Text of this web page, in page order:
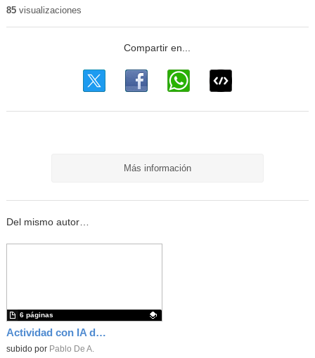
85visualizaciones
Más información
Del mismo autor…
Actividad con IA de Inglés ¿cómo organizar un viaje de final de curso?
Contenido educativo.
subido por Pablo De A.
6 páginas